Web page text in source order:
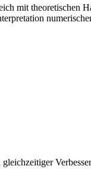
mit theoretischen